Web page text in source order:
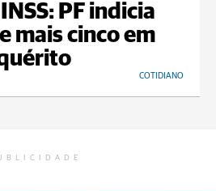
PF indicia
mais cinco em
COTIDIANO